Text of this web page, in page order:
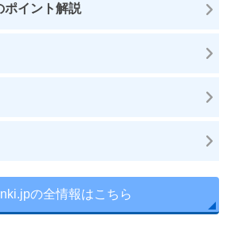
ポイント解説
の全情報はこちら